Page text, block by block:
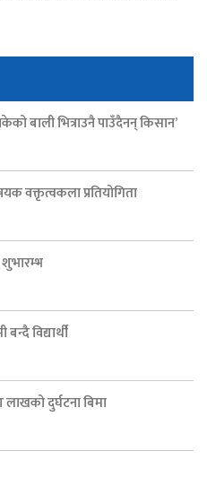
बाली भित्राउनै पाउँदैनन् किसान’
वक्तृत्वकला प्रतियोगिता
विद्यार्थी
दुर्घटना बिमा